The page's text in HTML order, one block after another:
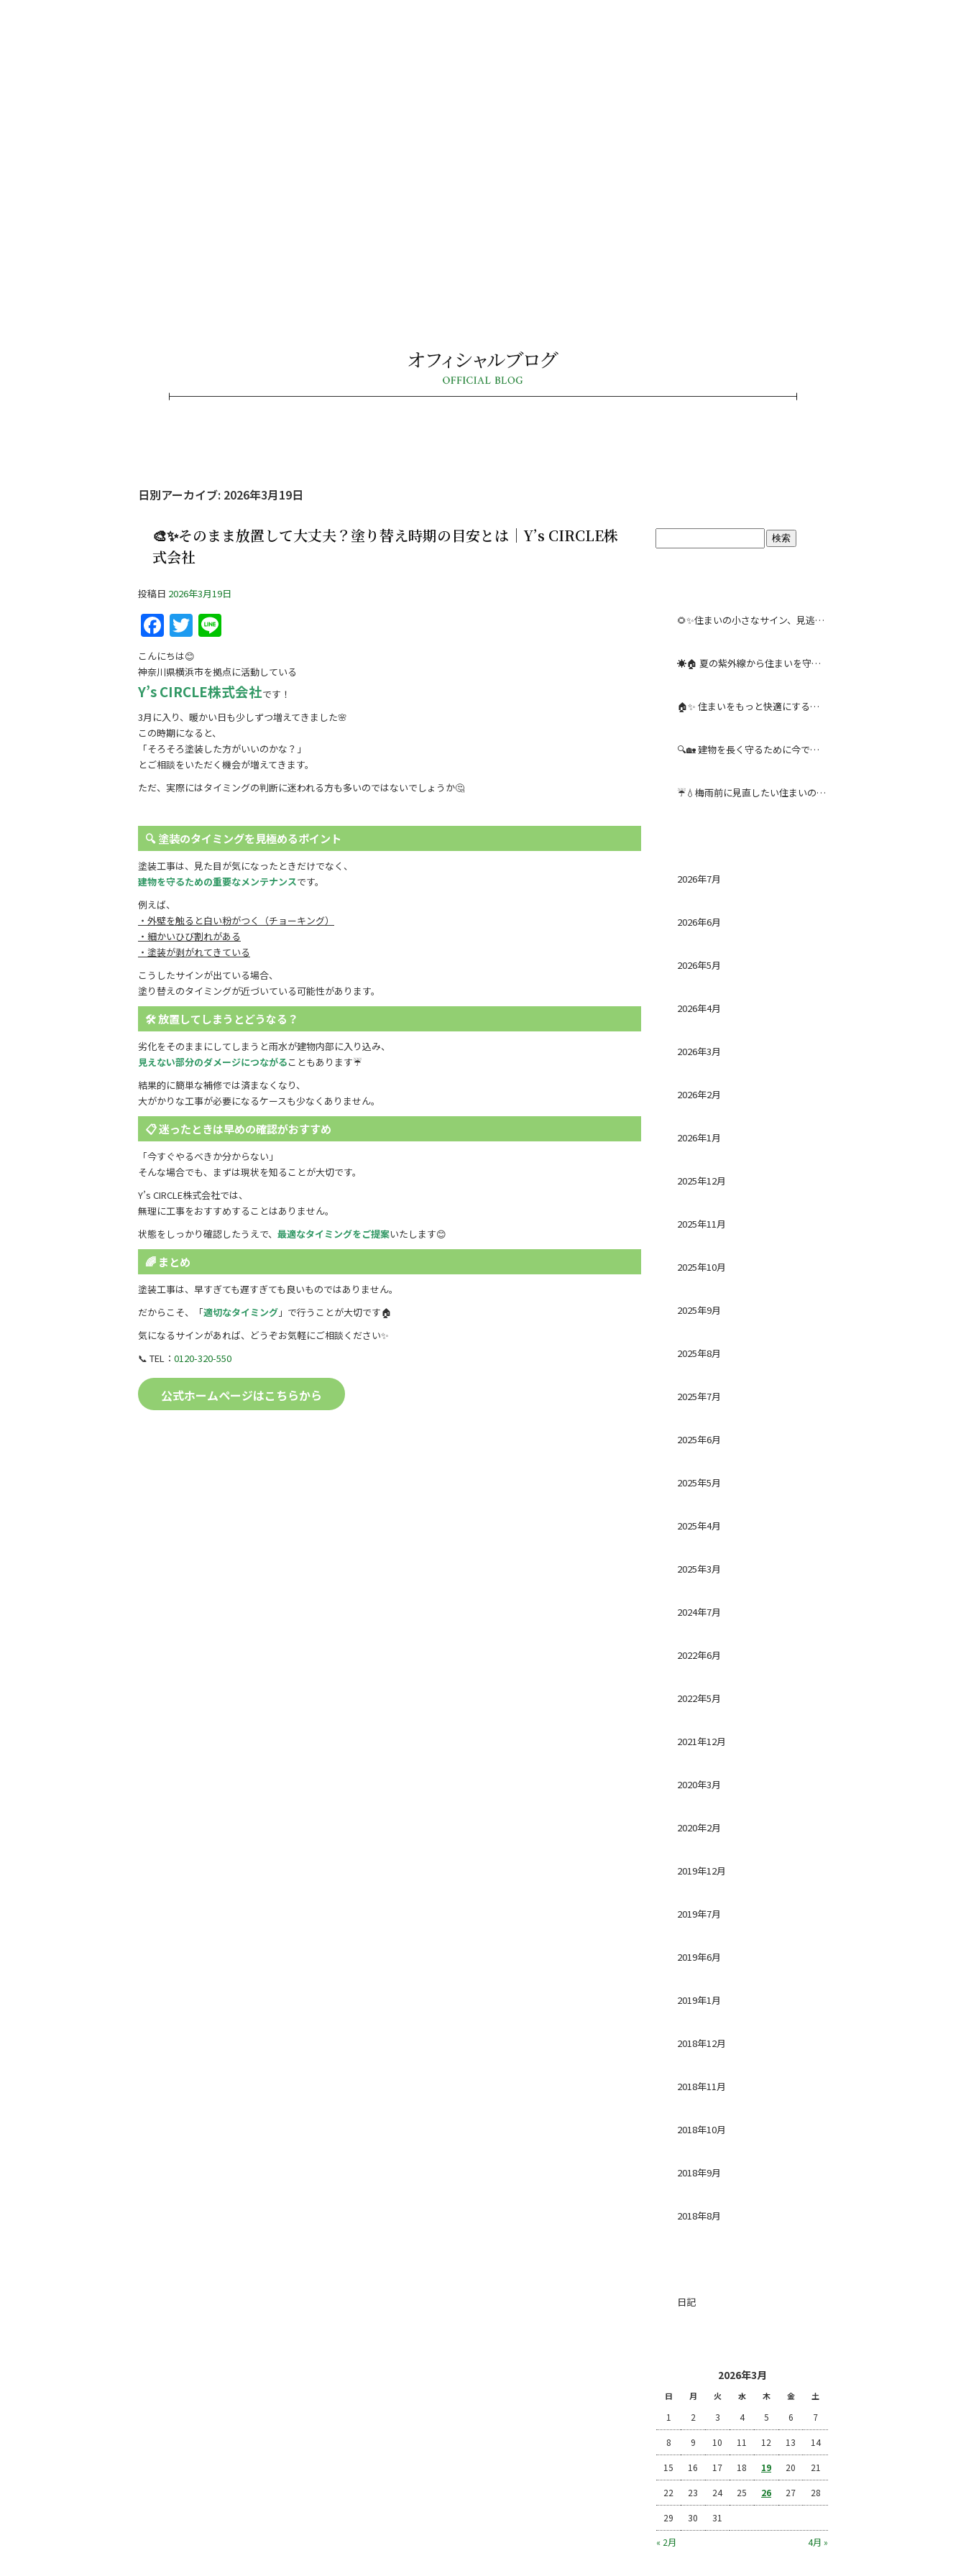
日別アーカイブ: 2026年3月19日
🎨✨そのまま放置して大丈夫？塗り替え時期の目安とは｜Y’s CIRCLE株
式会社
投稿日 2026年3月19日
F
a
c
e
b
o
o
k
T
w
itt
er
e
こんにちは😊
神奈川県横浜市を拠点に活動している
Y’s CIRCLE株式会社です！
3月に入り、暖かい日も少しずつ増えてきました🌸
この時期になると、
「そろそろ塗装した方がいいのかな？」
とご相談をいただく機会が増えてきます。
ただ、実際にはタイミングの判断に迷われる方も多いのではないでしょうか🤔
🔍 塗装のタイミングを見極めるポイント
塗装工事は、見た目が気になったときだけでなく、
建物を守るための重要なメンテナンスです。
例えば、
・外壁を触ると白い粉がつく（チョーキング）
・細かいひび割れがある
・塗装が剥がれてきている
こうしたサインが出ている場合、
塗り替えのタイミングが近づいている可能性があります。
🛠 放置してしまうとどうなる？
劣化をそのままにしてしまうと雨水が建物内部に入り込み、
見えない部分のダメージにつながることもあります☔
結果的に簡単な補修では済まなくなり、
大がかりな工事が必要になるケースも少なくありません。
📋 迷ったときは早めの確認がおすすめ
「今すぐやるべきか分からない」
そんな場合でも、まずは現状を知ることが大切です。
Y’s CIRCLE株式会社では、
無理に工事をおすすめすることはありません。
状態をしっかり確認したうえで、 最適なタイミングをご提案いたします😊
🌈 まとめ
塗装工事は、早すぎても遅すぎても良いものではありません。
だからこそ、「適切なタイミング 」で行うことが大切です🏠
気になるサインがあれば、どうぞお気軽にご相談ください✨
📞 TEL： 0120-320-550
公式ホームページはこちらから
🌻✨住まいの小さなサイン、見逃していませんか？｜Y’s CIRCLE株式会社（神奈川・関東エリア）
☀️🏠 夏の紫外線から住まいを守るために｜Y’s CIRCLE株式会社
🏠✨ 住まいをもっと快適にするリフォームの魅力｜Y’s CIRCLE株式会社
🔍🏡 建物を長く守るために今できること｜Y’s CIRCLE株式会社
☔💧梅雨前に見直したい住まいのメンテナンス｜Y’s CIRCLE株式会社【神奈川・関東エリア】
2026年7月
2026年6月
2026年5月
2026年4月
2026年3月
2026年2月
2026年1月
2025年12月
2025年11月
2025年10月
2025年9月
2025年8月
2025年7月
2025年6月
2025年5月
2025年4月
2025年3月
2024年7月
2022年6月
2022年5月
2021年12月
2020年3月
2020年2月
2019年12月
2019年7月
2019年6月
2019年1月
2018年12月
2018年11月
2018年10月
2018年9月
2018年8月
日記
2026年3月
日 月 火 水 木 金 土
« 2月 4月 »
1 2 3 4 5 6 7
8 9 10 11 12 13 14
15 16 17 18 19 20 21
22 23 24 25 26 27 28
29 30 31